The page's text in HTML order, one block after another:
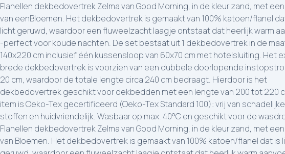
Flanellen dekbedovertrek Zelma van Good Morning, in de kleur zand, met
van eenBloemen. Het dekbedovertrek is gemaakt van 100% katoen/flanel
licht geruwd, waardoor een fluweelzacht laagje ontstaat dat heerlijk warm
-perfect voor koude nachten. De set bestaat uit 1 dekbedovertrek in de
140x220 cm inclusief één kussensloop van 60x70 cm met hotelsluiting. Het
brede dekbedovertrek is voorzien van een dubbele doorlopende
20 cm, waardoor de totale lengte circa 240 cm bedraagt. Hierdoor is het
dekbedovertrek geschikt voor dekbedden met een lengte van 200 tot 220
item is Oeko-Tex gecertificeerd (Oeko-Tex Standard 100): vrij van schadelijke
stoffen en huidvriendelijk. Wasbaar op max. 40°C en geschikt voor de
Flanellen dekbedovertrek Zelma van Good Morning, in de kleur zand, met
van Bloemen. Het dekbedovertrek is gemaakt van 100% katoen/flanel dat is